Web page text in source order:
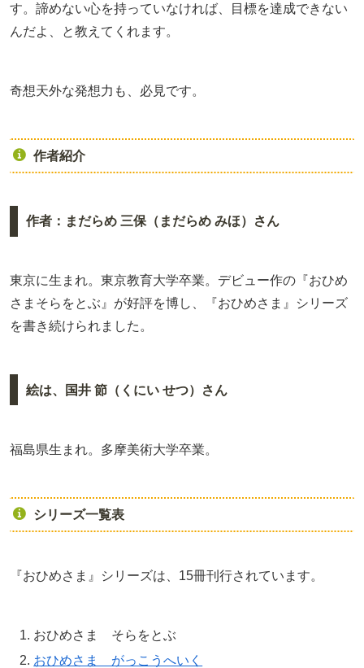
す。諦めない心を持っていなければ、目標を達成できない
んだよ、と教えてくれます。
奇想天外な発想力も、必見です。
作者紹介
作者：まだらめ 三保（まだらめ みほ）さん
東京に生まれ。東京教育大学卒業。デビュー作の『おひめ
さまそらをとぶ』が好評を博し、『おひめさま』シリーズ
を書き続けられました。
絵は、国井 節（くにい せつ）さん
福島県生まれ。多摩美術大学卒業。
シリーズ一覧表
『おひめさま』シリーズは、15冊刊行されています。
おひめさま そらをとぶ
おひめさま がっこうへいく